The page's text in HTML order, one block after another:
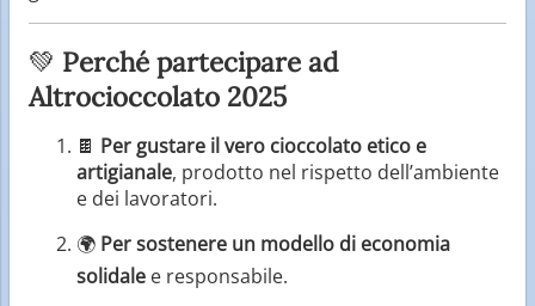
💚 Perché partecipare ad
Altrocioccolato 2025
🍫 Per gustare il vero cioccolato etico e
artigianale, prodotto nel rispetto dell’ambiente
e dei lavoratori.
🌍 Per sostenere un modello di economia
solidale e responsabile.